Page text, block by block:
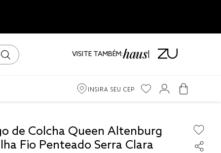
VISITE TAMBÉM:
INSIRA SEU CEP
de Colcha Queen Altenburg
Fio Penteado Serra Clara